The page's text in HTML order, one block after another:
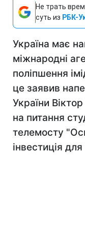
Не трать
суть из РБК-
Україна має
міжнародні
поліпшення
це заявив
України
на питання
телемосту
інвестиція